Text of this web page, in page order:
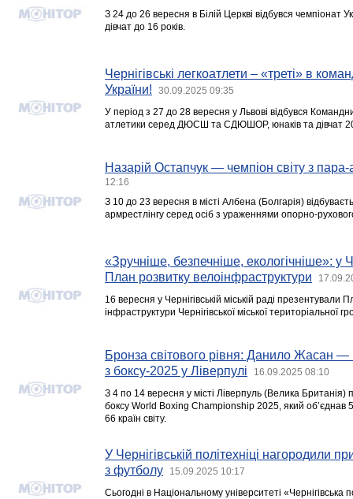
З 24 до 26 вересня в Білій Церкві відбувся чемпіонат
дівчат до 16 років.
Чернігівські легкоатлети – «треті» в
України!
30.09.2025 09:35
У період з 27 до 28 вересня у Львові відбувся
атлетики серед ДЮСШ та СДЮШОР, юнаків та дівчат
Назарій Остапчук — чемпіон світу з пара-
12:16
З 10 до 23 вересня в місті Албена (Болгарія)
армрестлінгу серед осіб з ураженнями опорно-
«Зручніше, безпечніше, екологічніше»: у
План розвитку велоінфраструктури
16 вересня у Чернігівській міській раді презентували
інфраструктури Чернігівської міської територіальної
Бронза світового рівня: Данило Жасан —
з боксу-2025 у Ліверпулі
16.09.2025 08:10
З 4 по 14 вересня у місті Ліверпуль (Велика Британія)
боксу World Boxing Championship 2025, який об’єднав
66 країн світу.
У Чернігівській політехніці нагородили
з футболу
15.09.2025 10:17
Сьогодні в Національному університеті «Чернігівська